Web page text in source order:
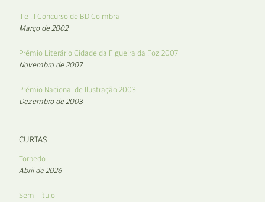
II e III Concurso de BD Coimbra
Março de 2002
Prémio Literário Cidade da Figueira da Foz 2007
Novembro de 2007
Prémio Nacional de Ilustração 2003
Dezembro de 2003
CURTAS
Torpedo
Abril de 2026
Sem Título